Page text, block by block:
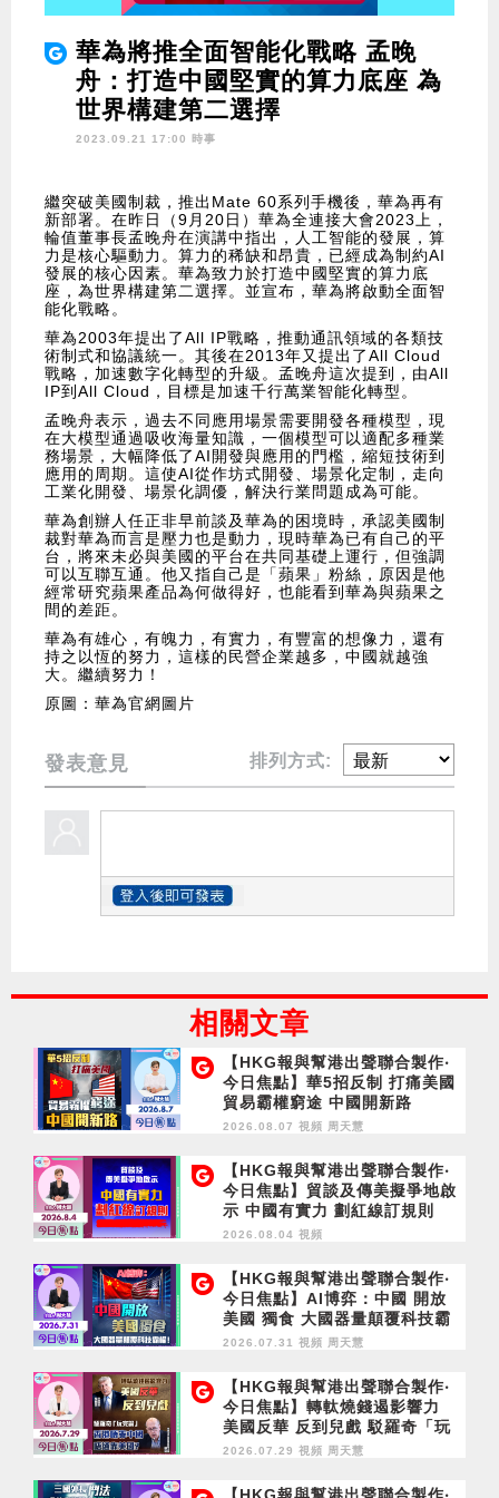
華為將推全面智能化戰略 孟晚
舟：打造中國堅實的算力底座 為
世界構建第二選擇
2023.09.21 17:00 時事
繼突破美國制裁，推出Mate 60系列手機後，華為再有
新部署。在昨日（9月20日）華為全連接大會2023上，
輪值董事長孟晚舟在演講中指出，人工智能的發展，算
力是核心驅動力。算力的稀缺和昂貴，已經成為制約AI
發展的核心因素。華為致力於打造中國堅實的算力底
座，為世界構建第二選擇。並宣布，華為將啟動全面智
能化戰略。
華為2003年提出了All IP戰略，推動通訊領域的各類技
術制式和協議統一。其後在2013年又提出了All Cloud
戰略，加速數字化轉型的升級。孟晚舟這次提到，由All
IP到All Cloud，目標是加速千行萬業智能化轉型。
孟晚舟表示，過去不同應用場景需要開發各種模型，現
在大模型通過吸收海量知識，一個模型可以適配多種業
務場景，大幅降低了AI開發與應用的門檻，縮短技術到
應用的周期。這使AI從作坊式開發、場景化定制，走向
工業化開發、場景化調優，解決行業問題成為可能。
華為創辦人任正非早前談及華為的困境時，承認美國制
裁對華為而言是壓力也是動力，現時華為已有自己的平
台，將來未必與美國的平台在共同基礎上運行，但強調
可以互聯互通。他又指自己是「蘋果」粉絲，原因是他
經常研究蘋果產品為何做得好，也能看到華為與蘋果之
間的差距。
華為有雄心，有魄力，有實力，有豐富的想像力，還有
持之以恆的努力，這樣的民營企業越多，中國就越強
大。繼續努力！
原圖：華為官網圖片
發表意見 排列方式:
相關文章
【HKG報與幫港出聲聯合製作‧
今日焦點】華5招反制 打痛美國
貿易霸權窮途 中國開新路
2026.08.07 視頻 周天慧
【HKG報與幫港出聲聯合製作‧
今日焦點】貿談及傳美擬爭地啟
示 中國有實力 劃紅線訂規則
2026.08.04 視頻
【HKG報與幫港出聲聯合製作‧
今日焦點】AI博弈：中國 開放
美國 獨食 大國器量顛覆科技霸
權！
2026.07.31 視頻 周天慧
【HKG報與幫港出聲聯合製作‧
今日焦點】轉軚燒錢遏影響力
美國反華 反到兒戲 駁羅奇「玩
完論」 香港唔靠中國 唔通靠美
2026.07.29 視頻 周天慧